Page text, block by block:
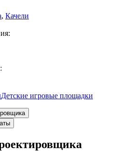
, Качели
Детские игровые площадки